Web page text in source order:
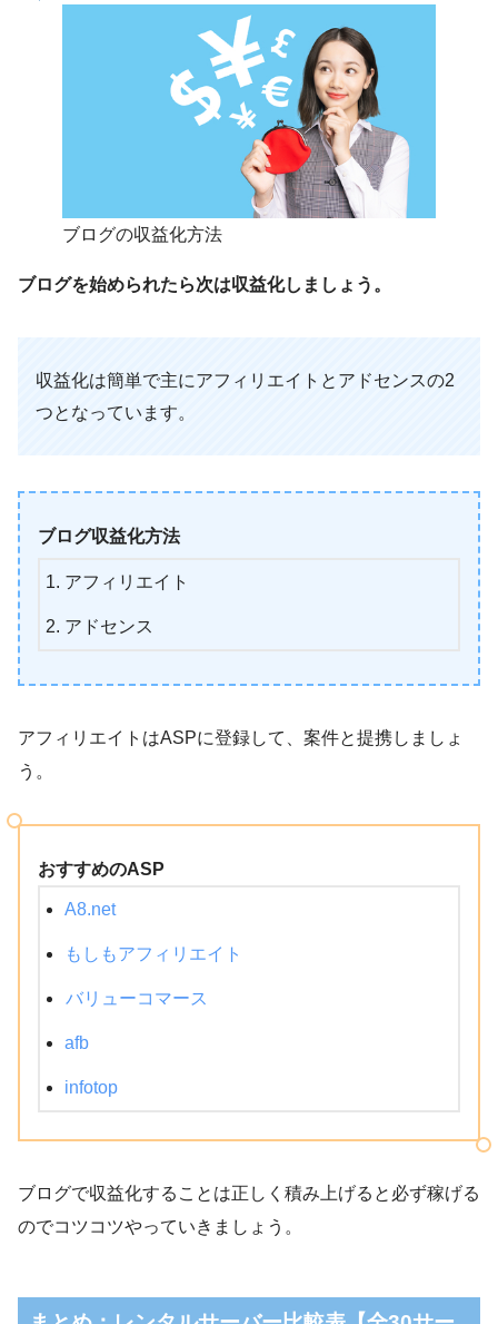
ブログの収益化方法
ブログを始められたら次は収益化しましょう。
収益化は簡単で主にアフィリエイトとアドセンスの2
つとなっています。
ブログ収益化方法
アフィリエイト
アドセンス
アフィリエイトはASPに登録して、案件と提携しましょ
う。
おすすめのASP
A8.net
もしもアフィリエイト
バリューコマース
afb
infotop
ブログで収益化することは正しく積み上げると必ず稼げる
のでコツコツやっていきましょう。